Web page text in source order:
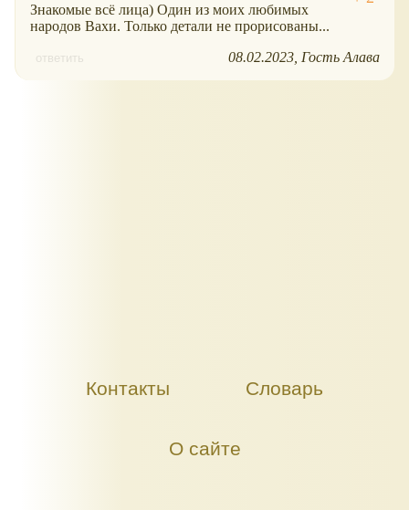
Знакомые всë лица) Один из моих любимых
народов Вахи. Только детали не прорисованы...
ответить 08.02.2023 Гость Алава
Контакты Словарь
О сайте